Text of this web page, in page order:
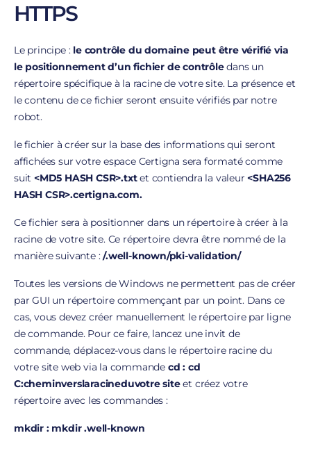
HTTPS
Le principe : le contrôle du domaine peut être vérifié via
le positionnement d’un fichier de contrôledans un
répertoire spécifique à la racine de votre site. La présence et
le contenu de ce fichier seront ensuite vérifiés par notre
robot.
le fichier à créer sur la base des informations qui seront
affichées sur votre espace Certigna sera formaté comme
suit <MD5 HASH CSR>.txtet contiendra la valeur<SHA256
HASH CSR>.certigna.com.
Ce fichier sera à positionner dans un répertoire à créer à la
racine de votre site. Ce répertoire devra être nommé de la
manière suivante :/.well-known/pki-validation/
Toutes les versions de Windows ne permettent pas de créer
par GUI un répertoire commençant par un point. Dans ce
cas, vous devez créer manuellement le répertoire par ligne
de commande. Pour ce faire, lancez une invit de
commande, déplacez-vous dans le répertoire racine du
votre site web via la commande cd : cd
C:cheminverslaracineduvotre siteet créez votre
répertoire avec les commandes :
mkdir : mkdir .well-known